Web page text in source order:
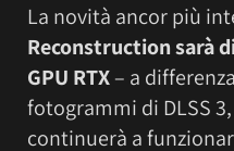
La novità ancor più
Reconstructionsarà
GPU RTX– a
fotogrammi di DLSS
continuerà a